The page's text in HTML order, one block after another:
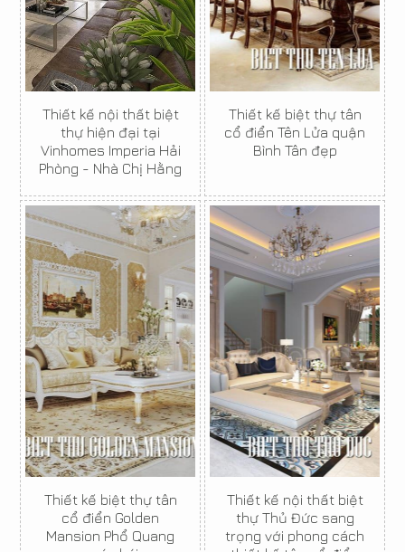
Thiết kế nội thất biệt
thự hiện đại tại
Vinhomes Imperia Hải
Phòng - Nhà Chị Hằng
Thiết kế biệt thự tân
cổ điển Tên Lửa quận
Bình Tân đẹp
Thiết kế biệt thự tân
cổ điển Golden
Mansion Phổ Quang
Thiết kế nội thất biệt
thự Thủ Đức sang
trọng với phong cách